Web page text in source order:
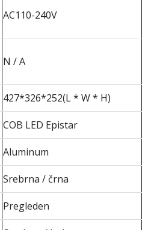
AC110-240V
N / A
427*326*252(L * W * H)
COB LED Epistar
Aluminum
Srebrna / črna
Pregleden